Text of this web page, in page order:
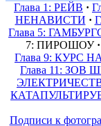
Глава 1: РЕЙВ ·
НЕНАВИСТИ ·
Глава 5:
7: ПИРОШОУ·
Глава 9: КУРС
Глава 11:
Подписи к